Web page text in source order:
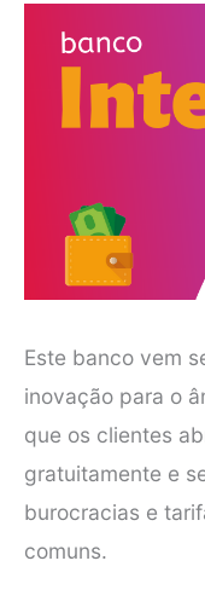
Este banco vem
inovação para o
que os clientes
gratuitamente e
burocracias e
comuns.